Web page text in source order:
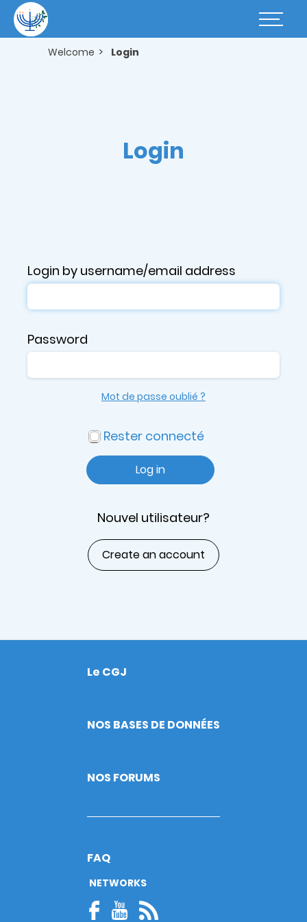
main
content
Basculer
Welcome Login
Login
Login by username/email address
Password
Rester connecté
Log in
Mot de passe oublié ?
Nouvel utilisateur?
Create an account
Footer
Le CGJ
NOS BASES DE DONNÉES
NOS FORUMS
FAQ
NETWORKS